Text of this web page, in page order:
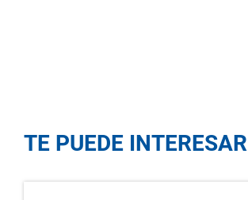
TE PUEDE INTERESAR